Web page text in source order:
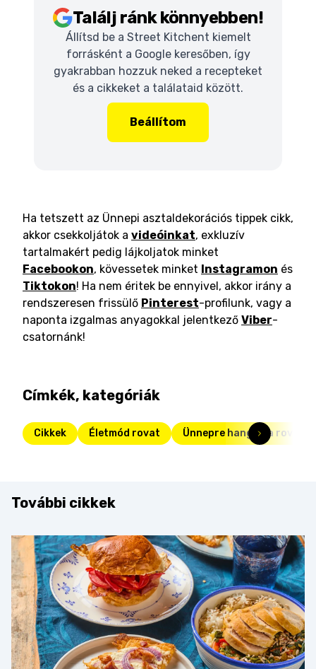
Találj ránk könnyebben!
Állítsd be a Street Kitchent kiemelt
forrásként a Google keresőben, így
gyakrabban hozzuk neked a recepteket
és a cikkeket a találataid között.
Beállítom
Ha tetszett az Ünnepi asztaldekorációs tippek cikk,
akkor csekkoljátok a videóinkat, exkluzív
tartalmakért pedig lájkoljatok minket
Facebookon, kövessetek minket Instagramon és
Tiktokon! Ha nem éritek be ennyivel, akkor irány a
rendszeresen frissülő Pinterest-profilunk, vagy a
naponta izgalmas anyagokkal jelentkező Viber-
csatornánk!
Címkék, kategóriák
Cikkek Életmód rovat Ünnepre hangolva rovat
További cikkek